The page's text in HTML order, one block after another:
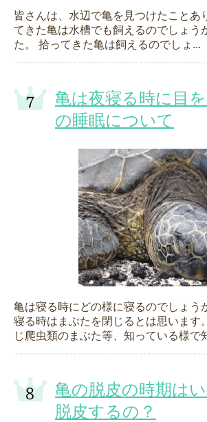
皆さんは、水辺で亀を見つけたことあ
てきた亀は水槽でも飼えるのでしょう
た。 拾ってきた亀は飼えるのでしょ...
亀は夜寝る時に目
の睡眠について
亀は寝る時にどの様に寝るのでしょう
寝る時はまぶたを閉じるとは思います
じ爬虫類のまぶた等、知っている様で
亀の脱皮の時期は
脱皮するの？